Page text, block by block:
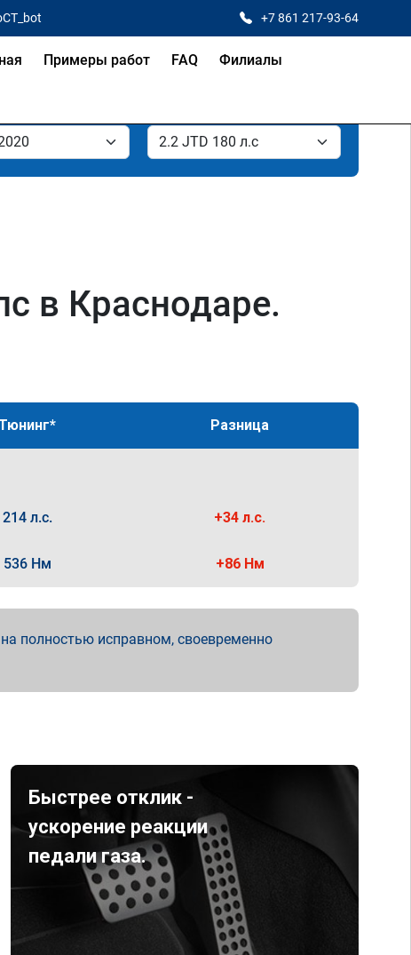
+7 861 217-93-64
Примеры работ FAQ Филиалы
в Краснодаре.
Разница
214 л.с. +34 л.с.
536 Нм +86 Нм
полностью исправном, своевременно
Быстрее отклик -
ускорение реакции
педали газа.